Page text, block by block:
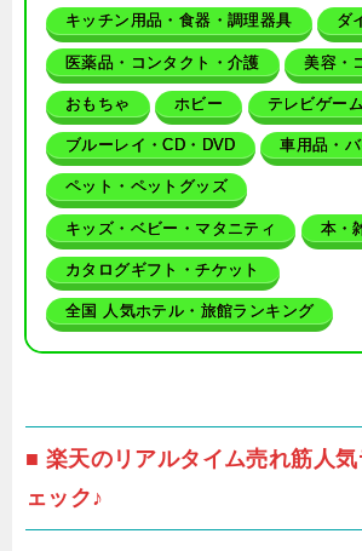
キッチン用品・食器・調理器具 ダ
医薬品・コンタクト・介護 美容・
おもちゃ ホビー テレビゲーム
ブルーレイ・CD・DVD 車用品・
ペット・ペットグッズ
キッズ・ベビー・マタニティ 本・
カタログギフト・チケット
全国 人気ホテル・旅館ランキング
■ 楽天のリアルタイム売れ筋人
ェック♪